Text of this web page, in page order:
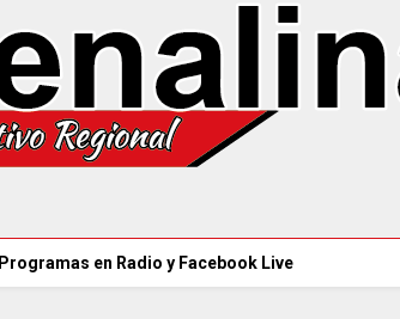
Programas en Radio y Facebook Live